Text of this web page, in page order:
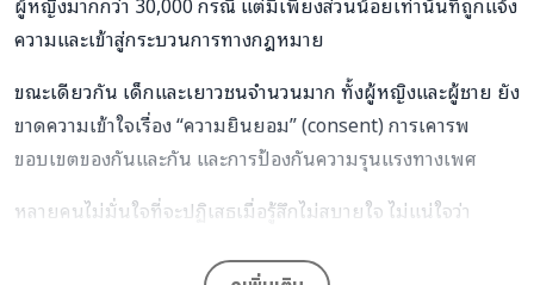
ความและเข้าสู่กระบวนการทางกฎหมาย
ขณะเดียวกัน เด็กและเยาวชนจำนวนมาก ทั้งผู้หญิงและผู้ชาย ยัง
ขาดความเข้าใจเรื่อง “ความยินยอม” (consent) การเคารพ
ขอบเขตของกันและกัน และการป้องกันความรุนแรงทางเพศ
หลายคนไม่มั่นใจที่จะปฏิเสธเมื่อรู้สึกไม่สบายใจ ไม่แน่ใจว่า